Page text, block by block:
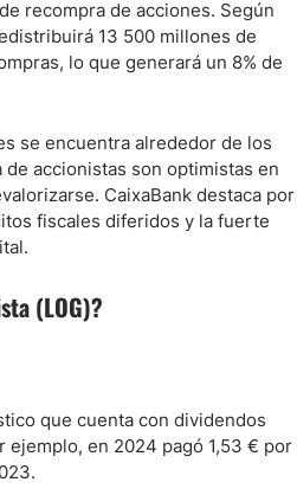
recompra de acciones. Según
13 500 millones de
lo que generará un 8% de
se encuentra alrededor de los
accionistas son optimistas en
CaixaBank destaca por
fiscales diferidos y la fuerte
(LOG)?
que cuenta con dividendos
ejemplo, en 2024 pagó 1,53 € por